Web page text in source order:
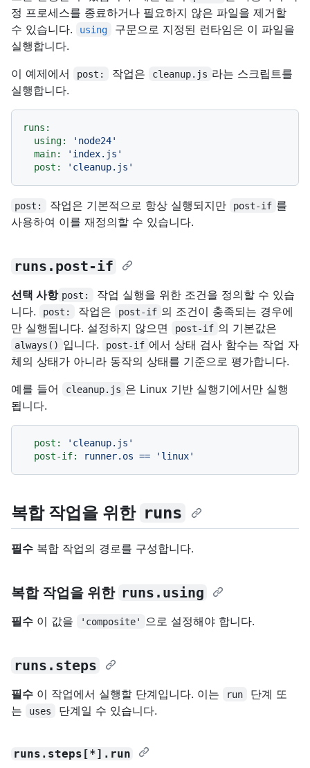
정 프로세스를 종료하거나 필요하지 않은 파일을 제거할
수 있습니다.
using
구문으로 지정된 런타임은 이 파일을
실행합니다.
이 예제에서
post: 작업은 cleanup.js 라는 스크립트를
실행합니다.
runs:
using:
'node24'
main:
'index.js'
post:
'cleanup.js'
post: 작업은 기본적으로 항상 실행되지만 post-if 를
사용하여 이를 재정의할 수 있습니다.
runs.post-if
선택 사항 post:
작업 실행을 위한 조건을 정의할 수 있습
니다.
post: 작업은 post-if 의 조건이 충족되는 경우에
만 실행됩니다. 설정하지 않으면
post-if 의 기본값은
always() 입니다. post-if 에서 상태 검사 함수는 작업 자
체의 상태가 아니라 동작의 상태를 기준으로 평가합니다.
예를 들어
cleanup.js 은 Linux 기반 실행기에서만 실행
됩니다.
post:
'cleanup.js'
post-if:
runner.os == 'linux'
복합 작업을 위한 runs
필수 복합 작업의 경로를 구성합니다.
복합 작업을 위한 runs.using
필수 이 값을 'composite' 으로 설정해야 합니다.
runs.steps
필수 이 작업에서 실행할 단계입니다. 이는 run
단계 또
는
uses 단계일 수 있습니다.
runs.steps[*].run